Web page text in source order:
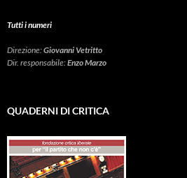
Tutti i numeri
Direzione:Giovanni Vetritto
Dir. responsabile:Enzo Marzo
QUADERNI DI CRITICA